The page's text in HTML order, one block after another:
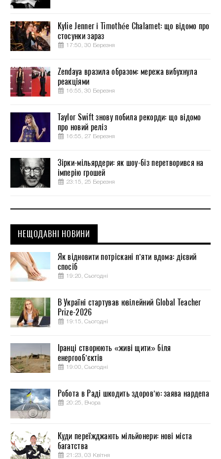
Kylie Jenner і Timothée Chalamet: що відомо про
стосунки зараз
17:50, 30 Березня
Zendaya вразила образом: мережа вибухнула
реакціями
16:55, 30 Березня
Taylor Swift знову побила рекорди: що відомо
про новий реліз
16:55, 27 Березня
Зірки-мільярдери: як шоу-біз перетворився на
імперію грошей
23:15, 25 Березня
НЕЩОДАВНІ НОВИНИ
Як відновити потріскані п’яти вдома: дієвий
спосіб
19:20, Сьогодні
В Україні стартував ювілейний Global Teacher
Prize-2026
19:15, Сьогодні
Іранці створюють «живі щити» біля
енергооб’єктів
19:00, Сьогодні
Робота в Раді шкодить здоров’ю: заява нардепа
20:25, Вчора
Куди переїжджають мільйонери: нові міста
багатства
21:23, 03 Квітня